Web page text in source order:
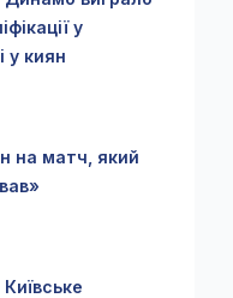
у
у киян
на матч, який